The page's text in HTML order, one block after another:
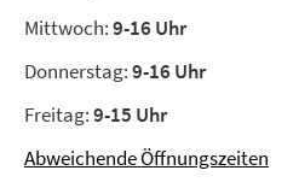
Mittwoch:9-16 Uhr
Donnerstag:9-16 Uhr
Freitag:9-15 Uhr
Abweichende Öffnungszeiten